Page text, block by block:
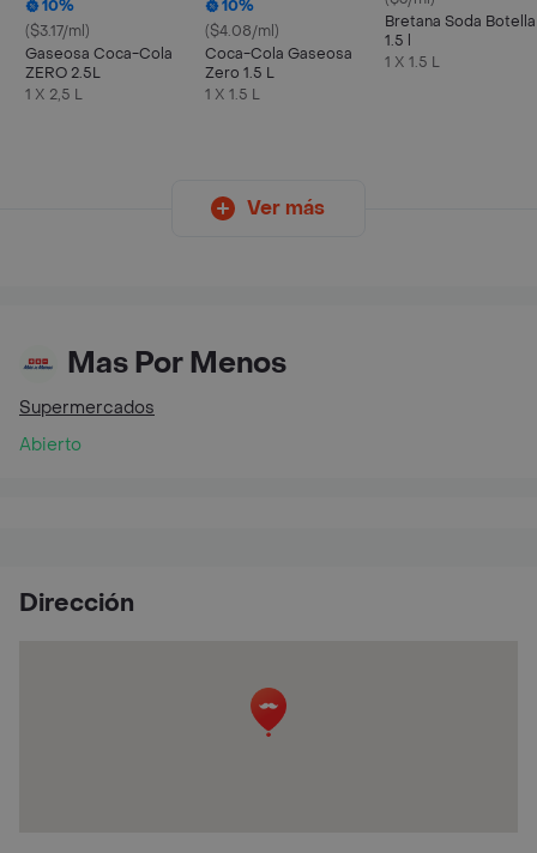
10%
($3.17/ml)
Gaseosa Coca-Cola
ZERO 2.5L
1 X 2,5 L
10%
($4.08/ml)
Coca-Cola Gaseosa
Zero 1.5 L
1 X 1.5 L
Bretana Soda Botella
1.5 l
1 X 1.5 L
Ver más
Mas Por Menos
Supermercados
Abierto
Dirección